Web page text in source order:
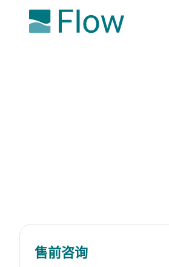
售前咨询